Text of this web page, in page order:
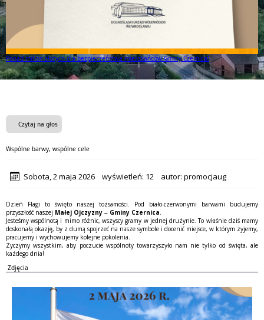
Ponad milion złotych dla bezpieczeństwa mieszkańców Gminy Czernica!
Czytaj na głos
Wspólne barwy, wspólne cele
Sobota, 2 maja 2026 wyświetleń: 12 autor: promocjaug
Dzień Flagi to święto naszej tożsamości. Pod biało-czerwonymi barwami budujemy
przyszłość naszej Małej Ojczyzny – Gminy Czernica
Jesteśmy wspólnotą i mimo różnic, wszyscy gramy w jednej drużynie. To właśnie dziś mamy
doskonałą okazję, by z dumą spojrzeć na nasze symbole i docenić miejsce, w którym żyjemy,
pracujemy i wychowujemy kolejne pokolenia.
Życzymy wszystkim, aby poczucie wspólnoty towarzyszyło nam nie tylko od święta, ale
każdego dnia!
Zdjęcia